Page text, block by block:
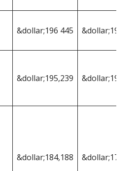
&dollar;196 445
&dollar;195,239
&dollar;184,188 &dollar;177